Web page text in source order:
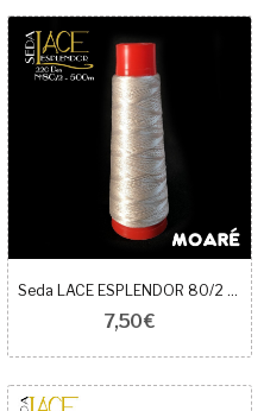
Seda LACE ESPLENDOR 80/2 PLATA
7,50 €